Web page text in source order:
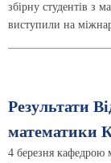
збірну студентів з
виступили на
Результати
математики
4 березня кафедрою